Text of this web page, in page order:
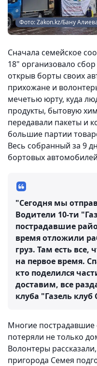
Фото: Zakon.kz/Бану
Сначала семейское
18" организовало
открыв борты своих
прихожане и
мечетью юрту, куда
продукты, бытовую
передавали пакеты и
большие партии
Весь собранный за 9
бортовых
"Сегодня мы
Водители 10-ти
пострадавшие
время отложили
груз. Там есть
на первое время.
кто поделился
доставим, все
клуба "Газель
Многие пострадавшие
потеряли не только
Волонтеры
пригорода Семея